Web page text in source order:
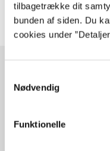
tilbagetrække dit
bunden af siden. Du
cookies under
Nødvendig
Funktionelle
Artikler med